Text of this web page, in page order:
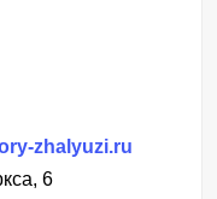
zhalyuzi.ru
6